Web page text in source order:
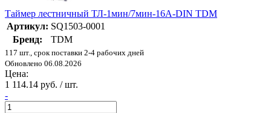
Таймер лестничный ТЛ-1мин/7мин-16А-DIN TDM
Артикул: SQ1503-0001
Бренд:
TDM
117 шт., срок поставки 2-4 рабочих дней
Обновлено 06.08.2026
Цена:
1 114.14 руб. / шт.
-